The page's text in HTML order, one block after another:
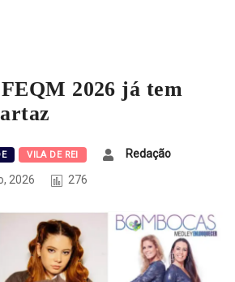
2026 já tem
VILA DE REI
Redação
2026
276